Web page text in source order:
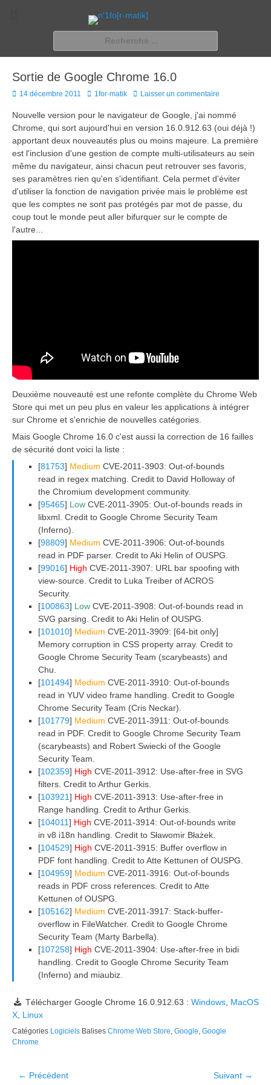
n'1fo[r-matik]
Pour les nymphos d'infos en info…
Sortie de Google Chrome 16.0
Posted
14 décembre 2011 Author
1for-matik Laisser un commentaire
Nouvelle version pour le navigateur de Google, j'ai nommé
Chrome, qui sort aujourd'hui en version 16.0.912.63 (oui déjà !)
apportant deux nouveautés plus ou moins majeure. La première
est l'inclusion d'une gestion de compte multi-utilisateurs au sein
même du navigateur, ainsi chacun peut retrouver ses favoris,
ses paramètres rien qu'en s'identifiant. Cela permet d'éviter
d'utiliser la fonction de navigation privée mais le problème est
que les comptes ne sont pas protégés par mot de passe, du
coup tout le monde peut aller bifurquer sur le compte de
l'autre...
Deuxième nouveauté est une refonte complète du Chrome Web
Store qui met un peu plus en valeur les applications à intégrer
sur Chrome et s'enrichie de nouvelles catégories.
Mais Google Chrome 16.0 c'est aussi la correction de 16 failles
de sécurité dont voici la liste :
[81753] Medium CVE-2011-3903: Out-of-bounds
read in regex matching. Credit to David Holloway of
the Chromium development community.
[95465] LowCVE-2011-3905: Out-of-bounds reads in
libxml. Credit to Google Chrome Security Team
(Inferno).
[98809] Medium CVE-2011-3906: Out-of-bounds
read in PDF parser. Credit to Aki Helin of OUSPG.
[99016] High CVE-2011-3907: URL bar spoofing with
view-source. Credit to Luka Treiber of ACROS
Security.
[100863] LowCVE-2011-3908: Out-of-bounds read in
SVG parsing. Credit to Aki Helin of OUSPG.
[101010] Medium CVE-2011-3909: [64-bit only]
Memory corruption in CSS property array. Credit to
Google Chrome Security Team (scarybeasts) and
Chu.
[101494] Medium CVE-2011-3910: Out-of-bounds
read in YUV video frame handling. Credit to Google
Chrome Security Team (Cris Neckar).
[101779] Medium CVE-2011-3911: Out-of-bounds
read in PDF. Credit to Google Chrome Security Team
(scarybeasts) and Robert Swiecki of the Google
Security Team.
[102359] High CVE-2011-3912: Use-after-free in SVG
filters. Credit to Arthur Gerkis.
[103921] High CVE-2011-3913: Use-after-free in
Range handling. Credit to Arthur Gerkis.
[104011] High CVE-2011-3914: Out-of-bounds write
in v8 i18n handling. Credit to Sławomir Błażek.
[104529] High CVE-2011-3915: Buffer overflow in
PDF font handling. Credit to Atte Kettunen of OUSPG.
[104959] Medium CVE-2011-3916: Out-of-bounds
reads in PDF cross references. Credit to Atte
Kettunen of OUSPG.
[105162] Medium CVE-2011-3917: Stack-buffer-
overflow in FileWatcher. Credit to Google Chrome
Security Team (Marty Barbella).
[107258] High CVE-2011-3904: Use-after-free in bidi
handling. Credit to Google Chrome Security Team
(Inferno) and miaubiz.
Télécharger Google Chrome 16.0.912.63 : Windows, MacOS
X Linux
Catégories Logiciels Balises Chrome Web Store, Google, Google
Chrome
Navigation
← Précédent
Suivant →